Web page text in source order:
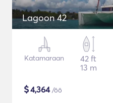
Lagoon 42
Katamaraan
42 ft
13 m
$4,364/öö